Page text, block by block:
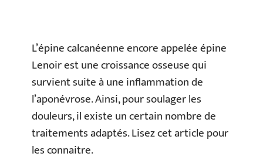
L’épine calcanéenne encore appelée épine
Lenoir est une croissance osseuse qui
survient suite à une inflammation de
l’aponévrose. Ainsi, pour soulager les
douleurs, il existe un certain nombre de
traitements adaptés. Lisez cet article pour
les connaitre.